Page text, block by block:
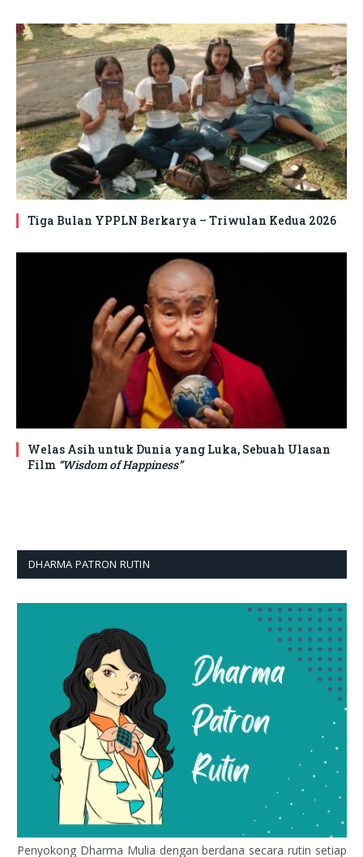
Tiga Bulan YPPLN Berkarya – Triwulan Kedua 2026
Welas Asih untuk Dunia yang Luka, Sebuah Ulasan
Film “Wisdom of Happiness”
DHARMA PATRON RUTIN
Penyokong Dharma Mulia dengan berdana secara rutin setiap